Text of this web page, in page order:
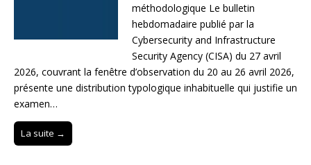
méthodologique Le bulletin
hebdomadaire publié par la
Cybersecurity and Infrastructure
Security Agency (CISA) du 27 avril
2026, couvrant la fenêtre d’observation du 20 au 26 avril 2026,
présente une distribution typologique inhabituelle qui justifie un
examen…
La suite →